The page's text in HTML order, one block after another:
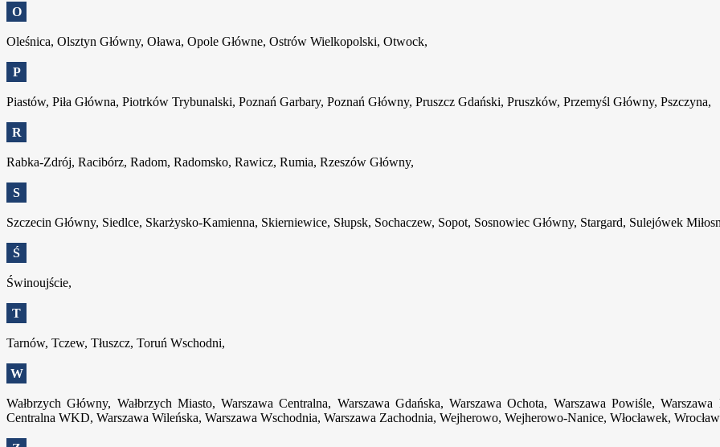
O
Oleśnica, Olsztyn Główny, Oława, Opole Główne, Ostrów Wielkopolski, Otwock,
P
Piastów, Piła Główna, Piotrków Trybunalski, Poznań Garbary, Poznań Główny, Pruszcz Gdański, Pruszków, Przemyśl Główny, Pszczyna,
R
Rabka-Zdrój, Racibórz, Radom, Radomsko, Rawicz, Rumia, Rzeszów Główny,
S
Szczecin Główny, Siedlce, Skarżysko-Kamienna, Skierniewice, Słupsk, Sochaczew, Sopot, Sosnowiec Główny, Stargard, Sulejówek
Ś
Świnoujście,
T
Tarnów, Tczew, Tłuszcz, Toruń Wschodni,
W
Wałbrzych Główny, Wałbrzych Miasto, Warszawa Centralna, Warszawa Gdańska, Warszawa Ochota, Warszawa Powiśle,
Centralna WKD, Warszawa Wileńska, Warszawa Wschodnia, Warszawa Zachodnia, Wejherowo, Wejherowo-Nanice, Włocławek,